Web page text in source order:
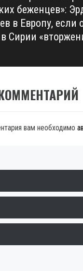
беженцев»:
в Европу, если
Сирии
вам необходимо